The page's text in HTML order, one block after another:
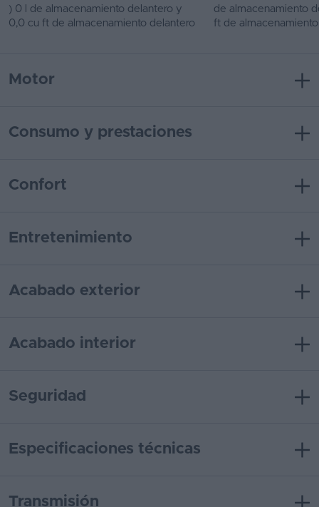
) 0 l de almacenamiento delantero y
0,0 cu ft de almacenamiento delantero
de almacenamiento
ft de
Motor
Consumo y prestaciones
Confort
Entretenimiento
Acabado exterior
Acabado interior
Seguridad
Especificaciones técnicas
Transmisión